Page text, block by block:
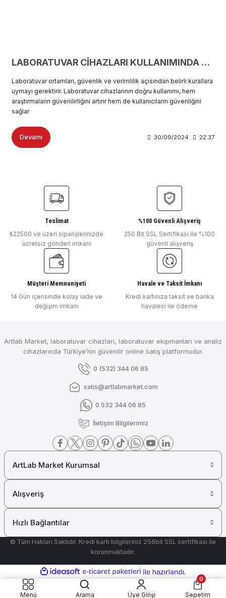
LABORATUVAR CİHAZLARI KULLANIMINDA UYULMASI GEREKEN KURALLAR
Laboratuvar ortamları, güvenlik ve verimlilik açısından belirli kurallara
uymayı gerektirir. Laboratuvar cihazlarının doğru kullanımı, hem
araştırmaların güvenilirliğini artırır hem de kullanıcıların güvenliğini
sağlar
Devamı 30/09/2024 22:37
Teslimat
₺22500 ve üzeri siparişlerinizde
ücretsiz gönderi imkanı
%100 Güvenli Alışveriş
250 Bit SSL Sertifikası ile %100
güvenli alışveriş
Müşteri Memnuniyeti
14 Gün içerisinde kolay iade ve
değişim imkanı
Havale ve Taksit İmkanı
Kredi kartınıza taksit ve banka
havalesi ile ödeme
Artlab Market, laboratuvar cihazları, laboratuvar ekipmanları ve analiz
cihazlarında Türkiye’nin güvenilir online satış platformudur.
0 (532) 344 06 85
satis@artlabmarket.com
0 532 344 06 85
İletişim Bilgilerimiz
ArtLab Market Kurumsal
Alışveriş
Hızlı Bağlantılar
© Tüm Hakları Saklıdır. Kredi kartı bilgileriniz 256bit SSL sertifikası ile
korunmaktadır.
Menü Arama Üye Girişi
0
Sepetim
ideasoft
e-
ticaret
paketleri
hazırlandı.